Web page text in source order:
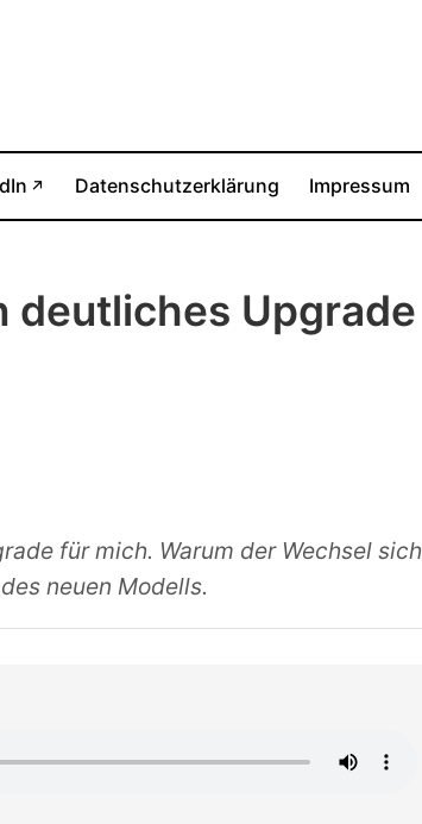
neuem Tab)
↗ (öffnet in neuem Tab)
Datenschutzerklärung Impressum
deutliches Upgrade
für mich. Warum der Wechsel sich
neuen Modells.